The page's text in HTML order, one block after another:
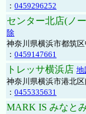
： 0459296252
センター北店(ノ
除
神奈川県横浜市都筑
： 0459147661
トレッサ横浜店 地
神奈川県横浜市港北
： 0455335631
MARK IS みなと